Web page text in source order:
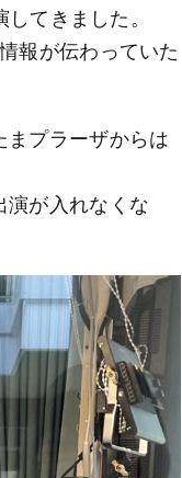
てきました。
報が伝わっていた
まプラーザからは
演が入れなくな